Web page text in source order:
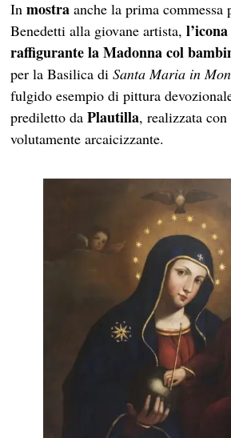
Inmostra anche la prima commessa
Benedetti alla giovane artista,
raffigurante la Madonna col
per la Basilica diSanta Maria in
fulgido esempio di pittura
prediletto daPlautilla, realizzata
volutamente arcaicizzante.